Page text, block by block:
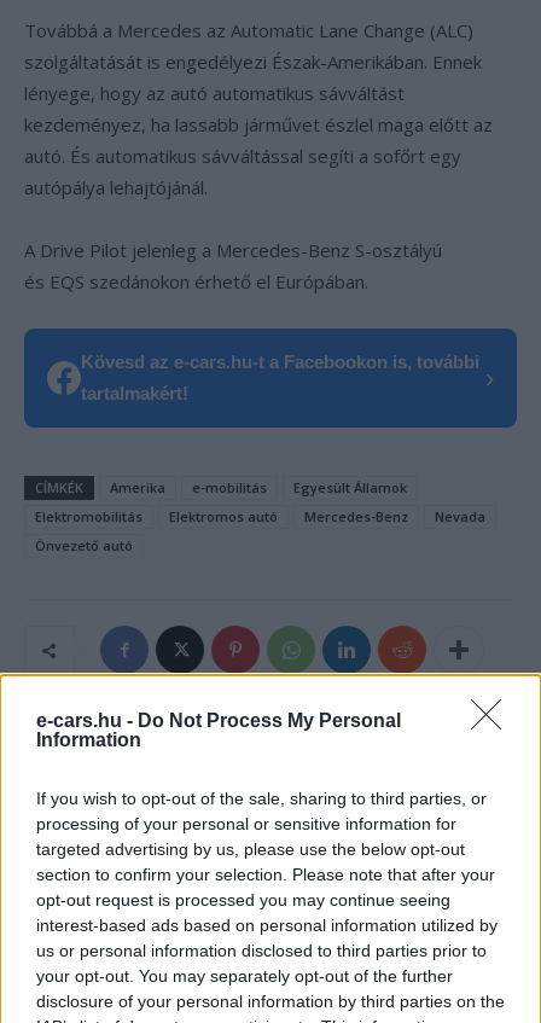
e-cars.hu - Do Not Process My Personal
Information
If you wish to opt-out of the sale, sharing to third parties, or
processing of your personal or sensitive information for
targeted advertising by us, please use the below opt-out
section to confirm your selection. Please note that after your
opt-out request is processed you may continue seeing
interest-based ads based on personal information utilized by
us or personal information disclosed to third parties prior to
your opt-out. You may separately opt-out of the further
disclosure of your personal information by third parties on the
Továbbá a Mercedes az Automatic Lane Change (ALC)
szolgáltatását is engedélyezi Észak-Amerikában. Ennek
lényege, hogy az autó automatikus sávváltást
kezdeményez, ha lassabb járművet észlel maga előtt az
autó. És automatikus sávváltással segíti a sofőrt egy
autópálya lehajtójánál.
A Drive Pilot jelenleg a Mercedes-Benz S-osztályú
és EQS szedánokon érhető el Európában.
Kövesd az e-cars.hu-t a Facebookon is, további
tartalmakért!
›
CÍMKÉK Amerika e-mobilitás
Egyesült Államok
Elektromobilitás
Elektromos autó Mercedes-Benz
Nevada
Önvezető autó
e-cars.hu
Elektromosan közlekedsz, vagy a váltáson töprengsz?
Érdekelnek a legfrissebb hírek az e-autók világából, vagy
foglalkoztatnak a legújabb fejlesztések az elektromosság és a